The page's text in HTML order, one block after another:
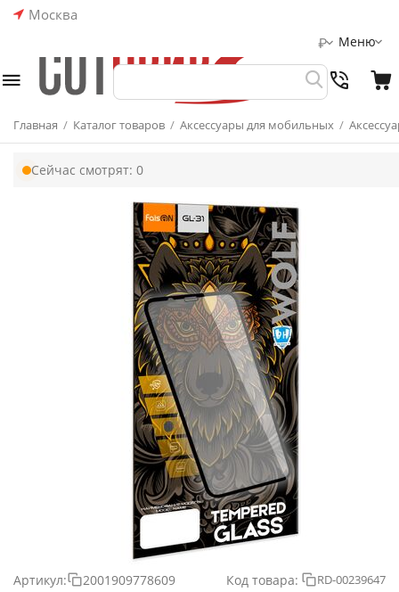
Москва
Меню
₽
Главная / Каталог товаров / Аксессуары для мобильных /
Сейчас смотрят: 0
Артикул: 2001909778609 Код товара: RD-00239647